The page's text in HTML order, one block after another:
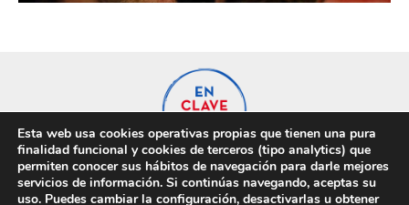
Privacidad Cookies
Esta web usa cookies operativas propias que tienen una pura
finalidad funcional y cookies de terceros (tipo analytics) que
permiten conocer sus hábitos de navegación para darle mejores
servicios de información. Si continúas navegando, aceptas su
uso. Puedes cambiar la configuración, desactivarlas u obtener